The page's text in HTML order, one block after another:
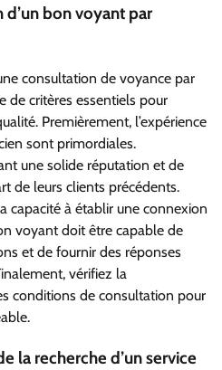
bon voyant par
consultation de voyance par
de critères essentiels pour
Premièrement, l’expérience
sont primordiales.
une solide réputation et de
de leurs clients précédents.
capacité à établir une connexion
voyant doit être capable de
et de fournir des réponses
vérifiez la
conditions de consultation pour
la recherche d’un service